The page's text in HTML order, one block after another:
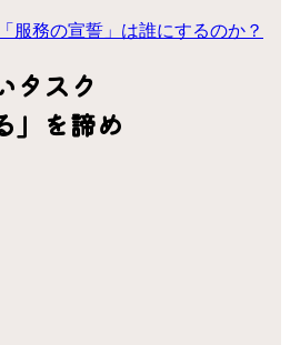
服務の宣誓」は誰にするのか？
タスク
」を諦め